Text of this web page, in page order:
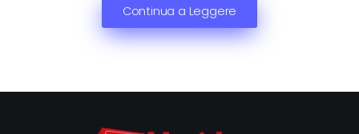
Continua a Leggere